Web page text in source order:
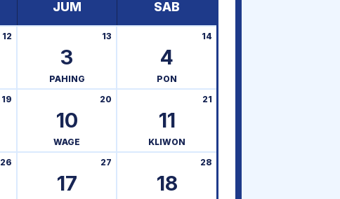
JUM SAB
12
3
13
PAHING
4
14
PON
19
10
20
WAGE
11
21
KLIWON
26
17
27
18
28